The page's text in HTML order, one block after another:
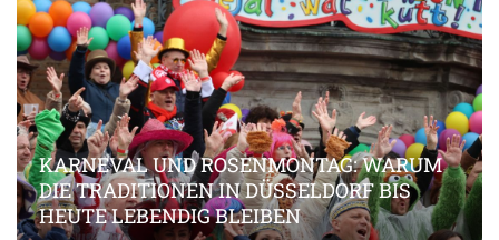
KARNEVAL UND ROSENMONTAG: WARUM
DIE TRADITIONEN IN DÜSSELDORF BIS
HEUTE LEBENDIG BLEIBEN